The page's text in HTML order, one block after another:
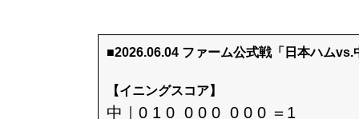
■2026.06.04 ファーム公式戦「日本ハムvs.
【イニングスコア】
中｜0 1 0 0 0 0 0 0 0 ＝1